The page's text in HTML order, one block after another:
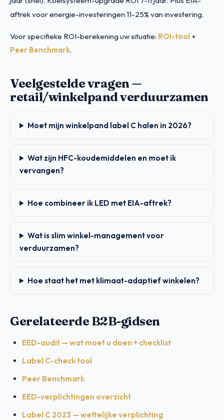
aftrek voor energie-investeringen 11-25% van investering.
Voor specifieke ROI-berekening uw situatie: ROI-tool +
Peer Benchmark.
Veelgestelde vragen —
retail/winkelpand verduurzamen
Moet mijn winkelpand label C halen in 2026?
Wat zijn HFC-koudemiddelen en moet ik
vervangen?
Hoe combineer ik LED met EIA-aftrek?
Wat is slim winkel-management voor
verduurzamen?
Hoe staat het met klimaat-adaptief winkelen?
Gerelateerde B2B-gidsen
EED-audit — wat moet u doen + checklist
Label C-check tool
Peer Benchmark
EED-verplichtingen overzicht
Label C 2023 — wettelijke verplichting